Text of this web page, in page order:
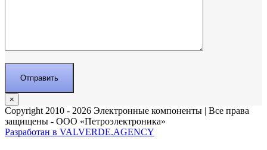
×
Copyright 2010 - 2026 Электронные компоненты | Все права
защищены - ООО «Петроэлектроника»
Разработан в VALVERDE.AGENCY